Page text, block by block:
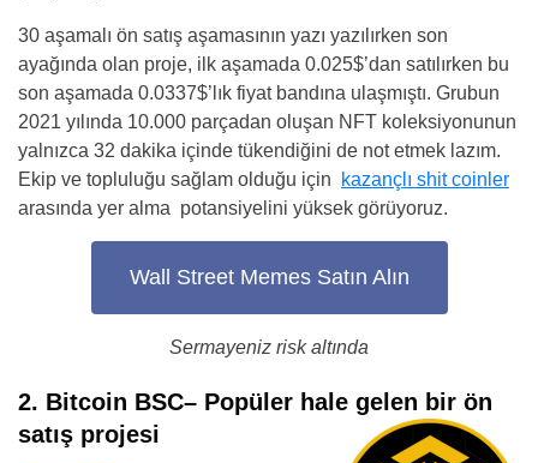
30 aşamalı ön satış aşamasının yazı yazılırken son
ayağında olan proje, ilk aşamada 0.025$’dan satılırken bu
son aşamada 0.0337$’lık fiyat bandına ulaşmıştı. Grubun
2021 yılında 10.000 parçadan oluşan NFT koleksiyonunun
yalnızca 32 dakika içinde tükendiğini de not etmek lazım.
Ekip ve topluluğu sağlam olduğu için
kazançlı shit coinler
arasında yer alma potansiyelini yüksek görüyoruz.
Wall Street Memes Satın Alın
Sermayeniz risk altında
2. Bitcoin BSC– Popüler hale gelen bir ön
satış projesi